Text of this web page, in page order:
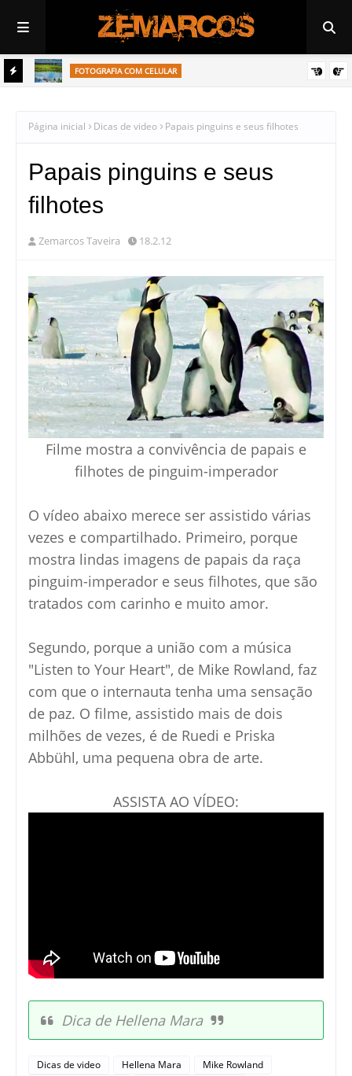
FOTOGRAFIA COM CELULAR
Página inicial Dicas de video Papais pinguins e seus filhotes
Papais pinguins e seus
filhotes
Zemarcos Taveira 18.2.12
Filme mostra a convivência de papais e
filhotes de pinguim-imperador
O vídeo abaixo merece ser assistido várias
vezes e compartilhado. Primeiro, porque
mostra lindas imagens de papais da raça
pinguim-imperador e seus filhotes, que são
tratados com carinho e muito amor.
Segundo, porque a união com a música
"Listen to Your Heart", de Mike Rowland, faz
com que o internauta tenha uma sensação
de paz. O filme, assistido mais de dois
milhões de vezes, é de Ruedi e Priska
Abbühl, uma pequena obra de arte.
ASSISTA AO VÍDEO:
Dica de Hellena Mara
Dicas de video Hellena Mara
Mike Rowland